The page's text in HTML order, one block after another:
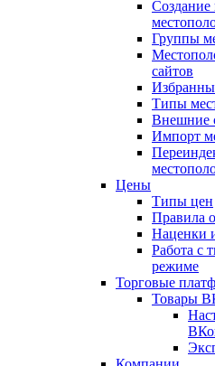
Создание
Группы
сайтов
Типы
Внешние
Импорт
Цены
Типы цен
Правила
Наценки
Работа с
режиме
Торговые
Товары